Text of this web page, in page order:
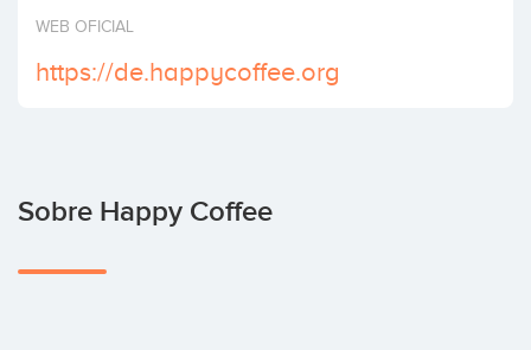
Invertir
WEB OFICIAL
https://de.happycoffee.org
Sobre Happy Coffee